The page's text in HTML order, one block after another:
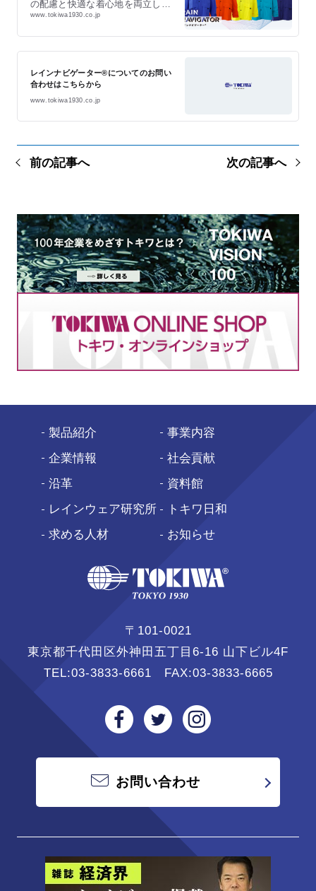
の配慮と快適な着心地を両立し
た、次世代レインウェア。 弾力性
しています。更に撥水剤を使用し
ない C0 撥水加工、裏の防水加工
ネートにより環境負荷を軽減して
います。 環境に配慮した素材と、
日のビジネスシーンを快適にサポ
ートします。 レインナビゲーター
の防水性能について 耐水圧
す。弾力性のある高密度生…
www.tokiwa1930.co.jp
レインナビゲーター®についてのお問い
合わせはこちらから
www.tokiwa1930.co.jp
前の記事へ 次の記事へ
〒101-0021
東京都千代田区外神田五丁目6-16 山下ビル4F
TEL:03-3833-6661 FAX:03-3833-6665
製品紹介
事業内容
企業情報
社会貢献
沿革
資料館
レインウェア研究所
トキワ日和
求める人材
お知らせ
お問い合わせ